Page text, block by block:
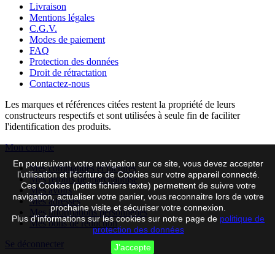
Livraison
Mentions légales
C.G.V.
Modes de paiement
FAQ
Protection des données
Droit de rétractation
Contactez-nous
Les marques et références citées restent la propriété de leurs
constructeurs respectifs et sont utilisées à seule fin de faciliter
l'identification des produits.
Mon compte
Mes commandes et factures
Mes retours de marchandise
Mes avoirs
Mes adresses
Mes informations personnelles
Mes bons de réduction
Se déconnecter
En poursuivant votre navigation sur ce site, vous devez accepter
l’utilisation et l'écriture de Cookies sur votre appareil connecté.
Ces Cookies (petits fichiers texte) permettent de suivre votre
navigation, actualiser votre panier, vous reconnaitre lors de votre
prochaine visite et sécuriser votre connexion.
Plus d'informations sur les cookies sur notre page de politique de
protection des données
J'accepte